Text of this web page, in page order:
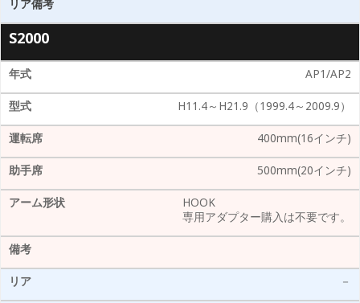
S2000
AP1/AP2
H11.4～H21.9（1999.4～2009.9）
400mm(16インチ)
500mm(20インチ)
HOOK
専用アダプター購入は不要です。
－